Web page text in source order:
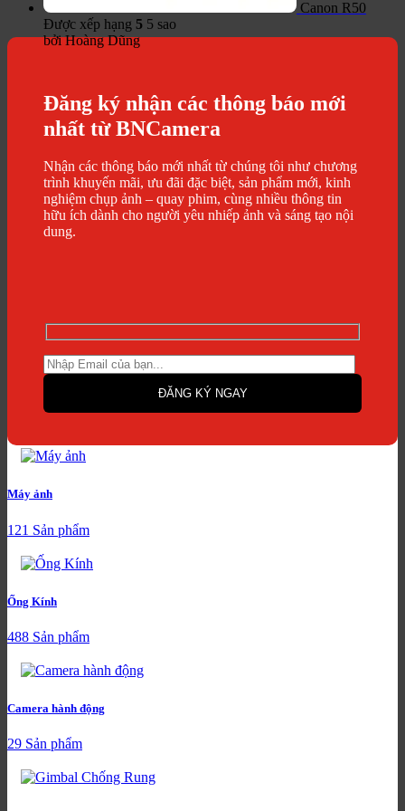
Canon R50
Được xếp hạng 5 5 sao
bởi Hoàng Dũng
Đăng ký nhận các thông báo mới
nhất từ BNCamera
Nhận các thông báo mới nhất từ chúng tôi như chương
trình khuyến mãi, ưu đãi đặc biệt, sản phẩm mới, kinh
nghiệm chụp ảnh – quay phim, cùng nhiều thông tin
hữu ích dành cho người yêu nhiếp ảnh và sáng tạo nội
dung.
Máy ảnh
121 Sản phẩm
Ống Kính
488 Sản phẩm
Camera hành động
29 Sản phẩm